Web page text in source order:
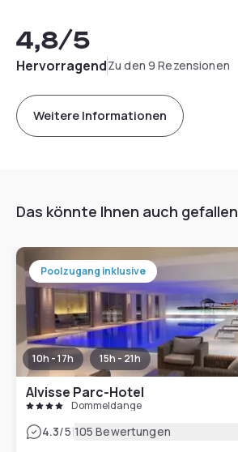
4,8/5
HervorragendZu den 9 Rezensionen
Weitere Informationen
Das könnte Ihnen auch gefallen
Poolzugang inklusive
10h - 17h 15h - 21h
Alvisse Parc-Hotel
Dommeldange
4.3/5|105 Bewertungen